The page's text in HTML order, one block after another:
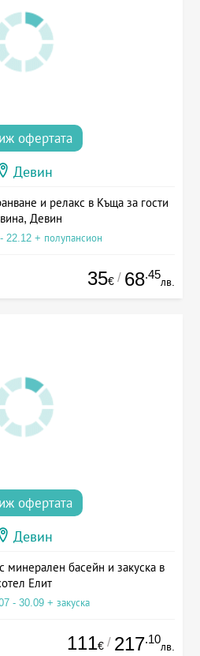
офертата
Девин
и релакс в Къща за гости
Девин
22.12 + полупансион
35€ / 68.45
лв.
офертата
Девин
минерален басейн и закуска в
Елит
- 30.09 + закуска
111€ / 217.10
лв.